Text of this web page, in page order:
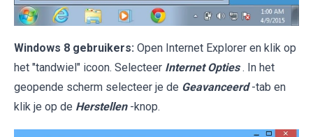
Windows 8 gebruikers: Open Internet Explorer en klik op
het "tandwiel" icoon. Selecteer Internet Opties . In het
geopende scherm selecteer je de Geavanceerd -tab en
klik je op de Herstellen -knop.